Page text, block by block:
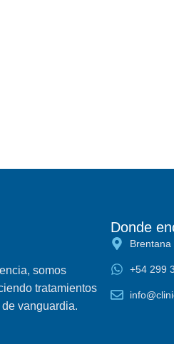
somos
tratamientos
vanguardia.
Donde
Brentana
+54 299